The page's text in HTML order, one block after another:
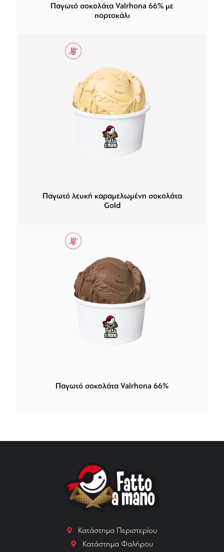
Παγωτό σοκολάτα Valrhona 66% με
πορτοκάλι
Παγωτό λευκή καραμελωμένη σοκολάτα
Gold
Παγωτό σοκολάτα Valrhona 66%
Κατάστημα Περιστερίου
Κατάστημα Φαλήρου